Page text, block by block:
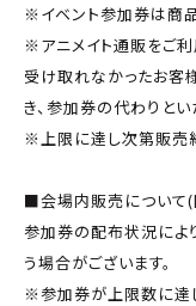
※イベント参加券は商
※アニメイト通販をご
受け取れなかったお客
き、参加券の代わりと
※上限に達し次第販売
■会場内販売について(
参加券の配布状況によ
う場合がございます。
※参加券が上限数に達